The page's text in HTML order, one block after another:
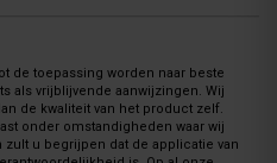
de toepassing worden naar beste
als vrijblijvende aanwijzingen. Wij
de kwaliteit van het product zelf.
onder omstandigheden waar wij
u begrijpen dat de applicatie van